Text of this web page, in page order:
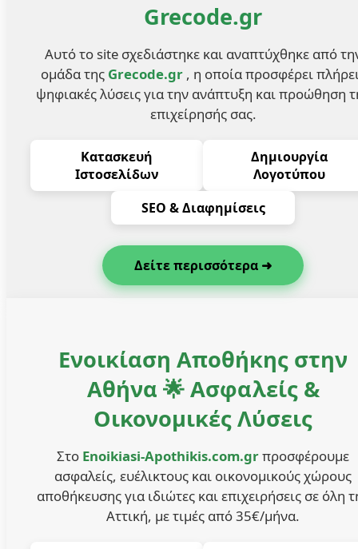
Grecode.gr
Αυτό το site σχεδιάστηκε και αναπτύχθηκε από
ομάδα της Grecode.gr , η οποία προσφέρει
ψηφιακές λύσεις για την ανάπτυξη και προώθηση
επιχείρησής σας.
Κατασκευή
Ιστοσελίδων
Δημιουργία
Λογοτύπου
SEO & Διαφημίσεις
Δείτε περισσότερα ➜
Ενοικίαση Αποθήκης στην
Αθήνα 🌟 Ασφαλείς &
Οικονομικές Λύσεις
Στο Enoikiasi-Apothikis.com.grπροσφέρουμε
ασφαλείς, ευέλικτους και οικονομικούς χώρους
αποθήκευσης για ιδιώτες και επιχειρήσεις σε όλη
Αττική, με τιμές από 35€/μήνα.